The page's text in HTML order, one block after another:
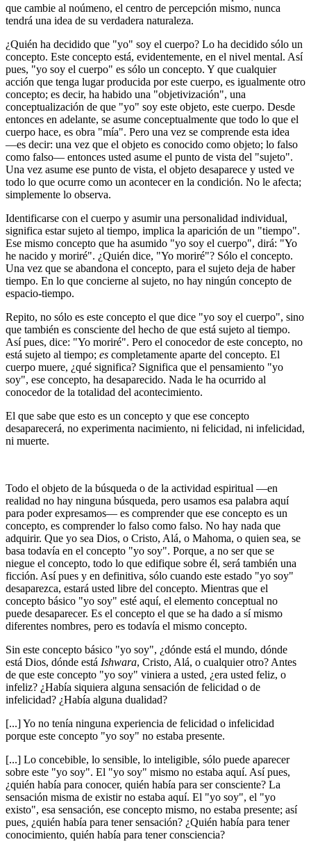
que cambie al noúmeno, el centro de percepción mismo, nunca
tendrá una idea de su verdadera naturaleza.
¿Quién ha decidido que "yo" soy el cuerpo? Lo ha decidido sólo un
concepto. Este concepto está, evidentemente, en el nivel mental. Así
pues, "yo soy el cuerpo" es sólo un concepto. Y que cualquier
acción que tenga lugar producida por este cuerpo, es igualmente otro
concepto; es decir, ha habido una "objetivización", una
conceptualización de que "yo" soy este objeto, este cuerpo. Desde
entonces en adelante, se asume conceptualmente que todo lo que el
cuerpo hace, es obra "mía". Pero una vez se comprende esta idea
―es decir: una vez que el objeto es conocido como objeto; lo falso
como falso― entonces usted asume el punto de vista del "sujeto".
Una vez asume ese punto de vista, el objeto desaparece y usted ve
todo lo que ocurre como un acontecer en la condición. No le afecta;
simplemente lo observa.
Identificarse con el cuerpo y asumir una personalidad individual,
significa estar sujeto al tiempo, implica la aparición de un "tiempo".
Ese mismo concepto que ha asumido "yo soy el cuerpo", dirá: "Yo
he nacido y moriré". ¿Quién dice, "Yo moriré"? Sólo el concepto.
Una vez que se abandona el concepto, para el sujeto deja de haber
tiempo. En lo que concierne al sujeto, no hay ningún concepto de
espacio-tiempo.
Repito, no sólo es este concepto el que dice "yo soy el cuerpo", sino
que también es consciente del hecho de que está sujeto al tiempo.
Así pues, dice: "Yo moriré". Pero el conocedor de este concepto, no
está sujeto al tiempo; es completamente aparte del concepto. El
cuerpo muere, ¿qué significa? Significa que el pensamiento "yo
soy", ese concepto, ha desaparecido. Nada le ha ocurrido al
conocedor de la totalidad del acontecimiento.
El que sabe que esto es un concepto y que ese concepto
desaparecerá, no experimenta nacimiento, ni felicidad, ni infelicidad,
ni muerte.
Todo el objeto de la búsqueda o de la actividad espiritual ―en
realidad no hay ninguna búsqueda, pero usamos esa palabra aquí
para poder expresamos― es comprender que ese concepto es un
concepto, es comprender lo falso como falso. No hay nada que
adquirir. Que yo sea Dios, o Cristo, Alá, o Mahoma, o quien sea, se
basa todavía en el concepto "yo soy". Porque, a no ser que se
niegue el concepto, todo lo que edifique sobre él, será también una
ficción. Así pues y en definitiva, sólo cuando este estado "yo soy"
desaparezca, estará usted libre del concepto. Mientras que el
concepto básico "yo soy" esté aquí, el elemento conceptual no
puede desaparecer. Es el concepto el que se ha dado a sí mismo
diferentes nombres, pero es todavía el mismo concepto.
Sin este concepto básico "yo soy", ¿dónde está el mundo, dónde
está Dios, dónde está Ishwara, Cristo, Alá, o cualquier otro? Antes
de que este concepto "yo soy" viniera a usted, ¿era usted feliz, o
infeliz? ¿Había siquiera alguna sensación de felicidad o de
infelicidad? ¿Había alguna dualidad?
[...] Yo no tenía ninguna experiencia de felicidad o infelicidad
porque este concepto "yo soy" no estaba presente.
[...] Lo concebible, lo sensible, lo inteligible, sólo puede aparecer
sobre este "yo soy". El "yo soy" mismo no estaba aquí. Así pues,
¿quién había para conocer, quién había para ser consciente? La
sensación misma de existir no estaba aquí. El "yo soy", el "yo
existo", esa sensación, ese concepto mismo, no estaba presente; así
pues, ¿quién había para tener sensación? ¿Quién había para tener
conocimiento, quién había para tener consciencia?